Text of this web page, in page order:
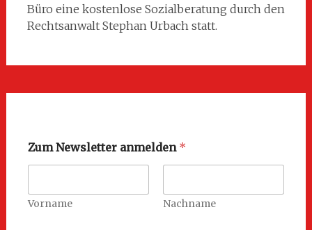
Büro eine kostenlose Sozialberatung durch den
Rechtsanwalt Stephan Urbach statt.
Zum Newsletter anmelden *
Vorname Nachname